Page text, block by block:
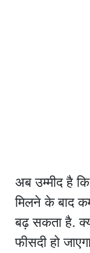
अब उम्मीद है
मिलने के बाद
बढ़ सकता है.
फीसदी हो